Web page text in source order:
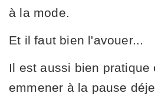
à la mode.
Et il faut bien l'avouer...
Il est aussi bien pratique
emmener à la pause